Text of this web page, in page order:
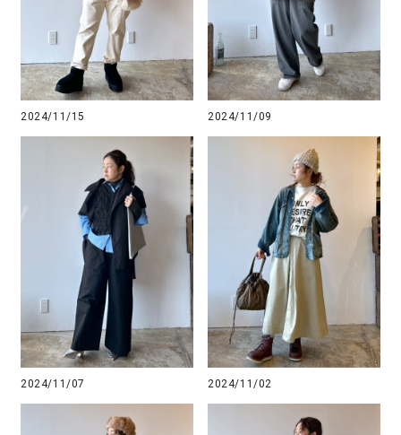
2024/11/15 2024/11/09
2024/11/07 2024/11/02